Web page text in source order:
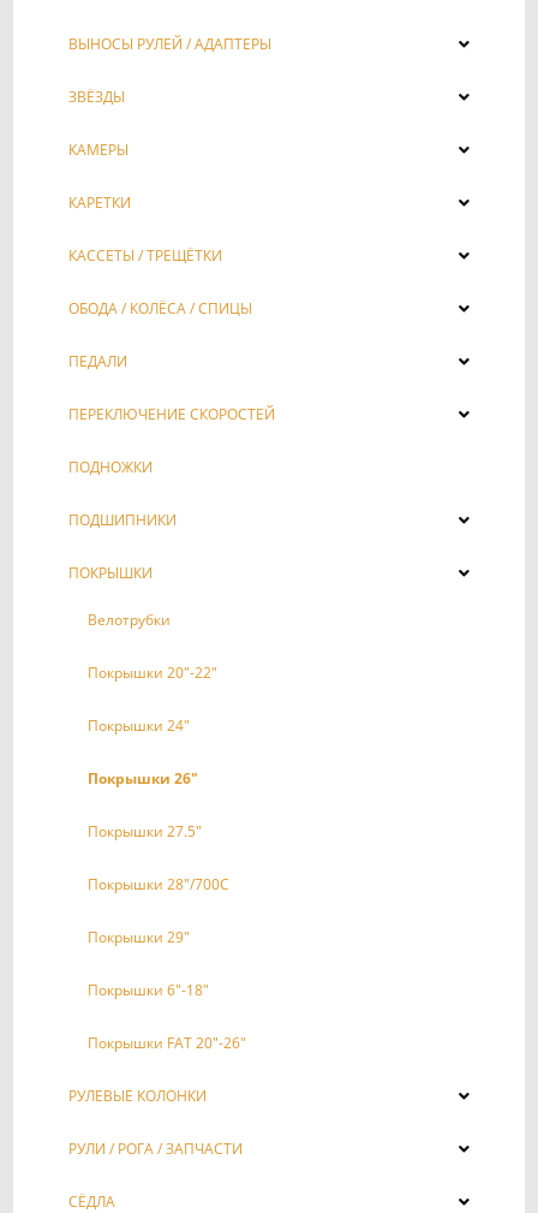
ВЫНОСЫ РУЛЕЙ / АДАПТЕРЫ
ЗВЁЗДЫ
КАМЕРЫ
КАРЕТКИ
КАССЕТЫ / ТРЕЩЁТКИ
ОБОДА / КОЛЁСА / СПИЦЫ
ПЕДАЛИ
ПЕРЕКЛЮЧЕНИЕ СКОРОСТЕЙ
ПОДНОЖКИ
ПОДШИПНИКИ
ПОКРЫШКИ
Велотрубки
Покрышки 20"-22"
Покрышки 24"
Покрышки 26"
Покрышки 27.5"
Покрышки 28"/700С
Покрышки 29"
Покрышки 6"-18"
Покрышки FAT 20"-26"
РУЛЕВЫЕ КОЛОНКИ
РУЛИ / РОГА / ЗАПЧАСТИ
СЁДЛА